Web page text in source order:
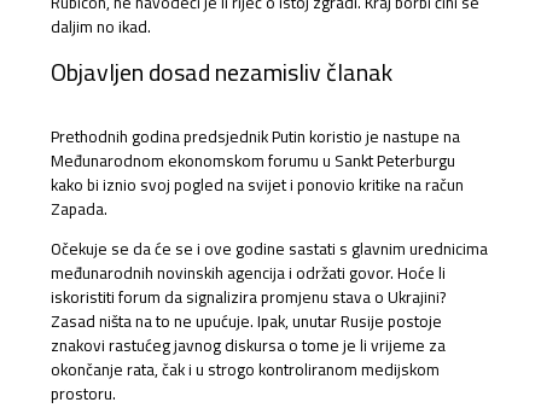
daljim no ikad.
Objavljen dosad nezamisliv članak
Prethodnih godina predsjednik Putin koristio je nastupe na
Međunarodnom ekonomskom forumu u Sankt Peterburgu
kako bi iznio svoj pogled na svijet i ponovio kritike na račun
Zapada.
Očekuje se da će se i ove godine sastati s glavnim urednicima
međunarodnih novinskih agencija i održati govor. Hoće li
iskoristiti forum da signalizira promjenu stava o Ukrajini?
Zasad ništa na to ne upućuje. Ipak, unutar Rusije postoje
znakovi rastućeg javnog diskursa o tome je li vrijeme za
okončanje rata, čak i u strogo kontroliranom medijskom
prostoru.